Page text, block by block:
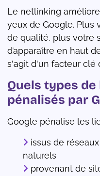
Le netlinking
yeux de Google. Plus
de qualité, plus votre
d’apparaître en haut
s'agit d'un facteur clé
Quels types
pénalisés par
Google pénalise les
issus de
naturels
provenant de